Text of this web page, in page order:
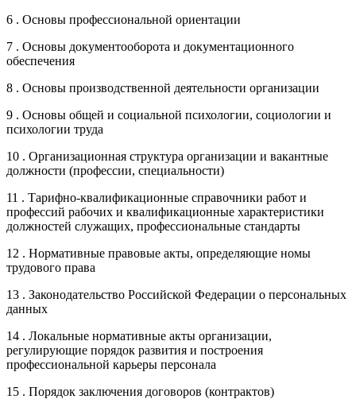
6 . Основы профессиональной ориентации
7 . Основы документооборота и документационного
обеспечения
8 . Основы производственной деятельности организации
9 . Основы общей и социальной психологии, социологии и
психологии труда
10 . Организационная структура организации и вакантные
должности (профессии, специальности)
11 . Тарифно-квалификационные справочники работ и
профессий рабочих и квалификационные характеристики
должностей служащих, профессиональные стандарты
12 . Нормативные правовые акты, определяющие номы
трудового права
13 . Законодательство Российской Федерации о персональных
данных
14 . Локальные нормативные акты организации,
регулирующие порядок развития и построения
профессиональной карьеры персонала
15 . Порядок заключения договоров (контрактов)